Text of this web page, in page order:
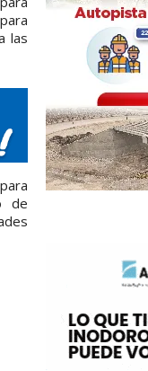
las
de